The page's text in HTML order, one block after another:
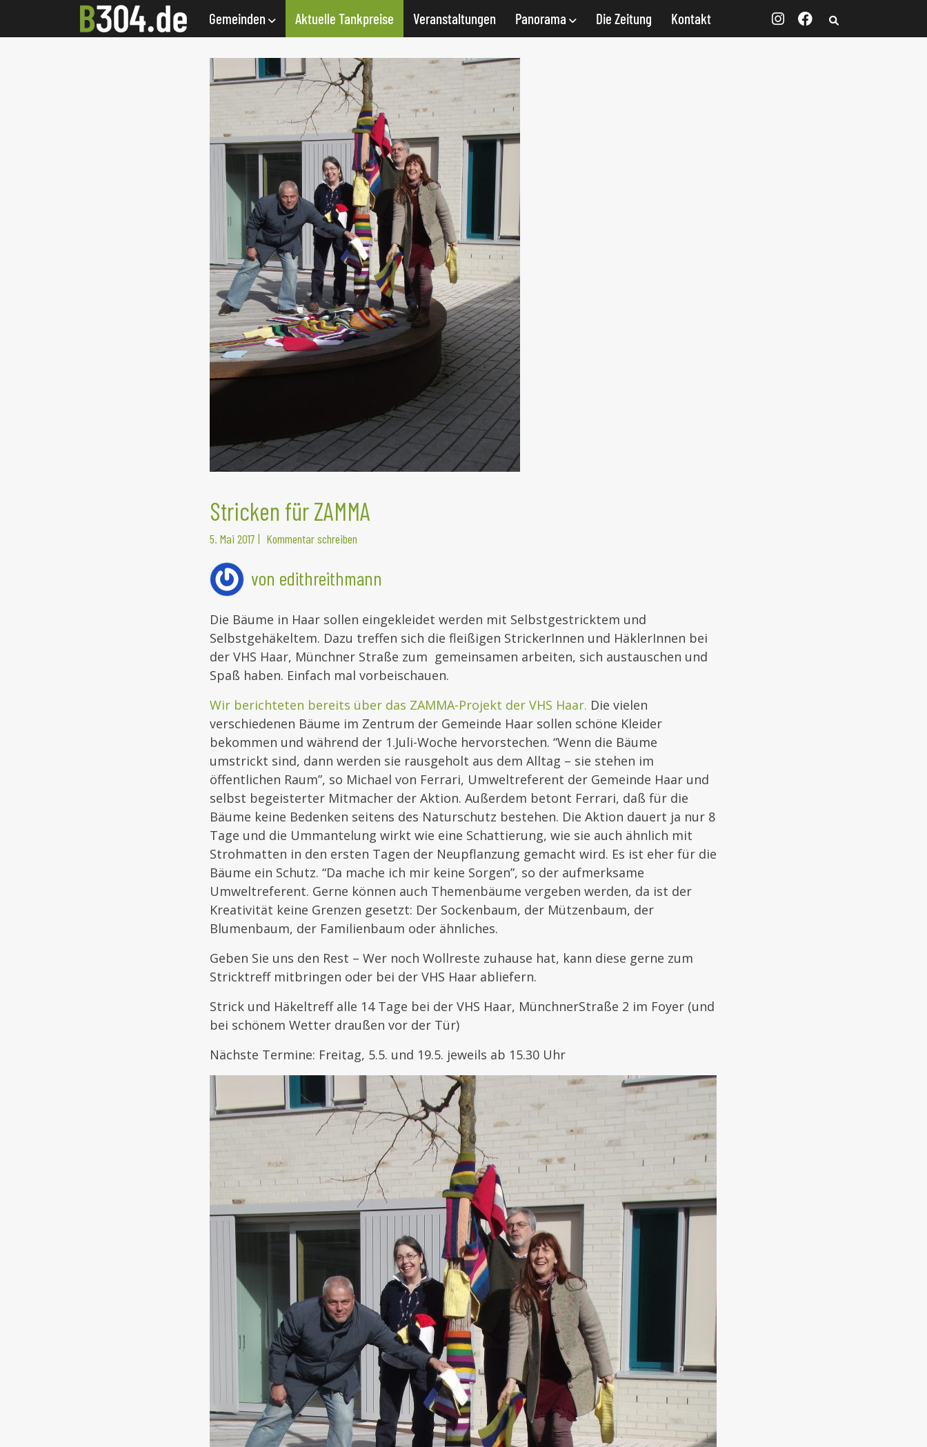
Gemeinden Aktuelle Tankpreise Veranstaltungen Panorama Die Zeitung Kontakt
Stricken für ZAMMA
5. Mai 2017 | Kommentar schreiben
von edithreithmann
Die Bäume in Haar sollen eingekleidet werden mit Selbstgestricktem und
Selbstgehäkeltem. Dazu treffen sich die fleißigen StrickerInnen und HäklerInnen bei
der VHS Haar, Münchner Straße zum gemeinsamen arbeiten, sich austauschen und
Spaß haben. Einfach mal vorbeischauen.
Wir berichteten bereits über das ZAMMA-Projekt der VHS Haar. Die vielen
verschiedenen Bäume im Zentrum der Gemeinde Haar sollen schöne Kleider
bekommen und während der 1.Juli-Woche hervorstechen. “Wenn die Bäume
umstrickt sind, dann werden sie rausgeholt aus dem Alltag – sie stehen im
öffentlichen Raum”, so Michael von Ferrari, Umweltreferent der Gemeinde Haar und
selbst begeisterter Mitmacher der Aktion. Außerdem betont Ferrari, daß für die
Bäume keine Bedenken seitens des Naturschutz bestehen. Die Aktion dauert ja nur 8
Tage und die Ummantelung wirkt wie eine Schattierung, wie sie auch ähnlich mit
Strohmatten in den ersten Tagen der Neupflanzung gemacht wird. Es ist eher für die
Bäume ein Schutz. “Da mache ich mir keine Sorgen”, so der aufmerksame
Umweltreferent. Gerne können auch Themenbäume vergeben werden, da ist der
Kreativität keine Grenzen gesetzt: Der Sockenbaum, der Mützenbaum, der
Blumenbaum, der Familienbaum oder ähnliches.
Geben Sie uns den Rest – Wer noch Wollreste zuhause hat, kann diese gerne zum
Stricktreff mitbringen oder bei der VHS Haar abliefern.
Strick und Häkeltreff alle 14 Tage bei der VHS Haar, MünchnerStraße 2 im Foyer (und
bei schönem Wetter draußen vor der Tür)
Nächste Termine: Freitag, 5.5. und 19.5. jeweils ab 15.30 Uhr